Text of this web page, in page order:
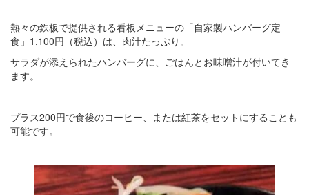
熱々の鉄板で提供される看板メニューの「自家製ハンバーグ定
食」1,100円（税込）は、肉汁たっぷり。
サラダが添えられたハンバーグに、ごはんとお味噌汁が付いてき
ます。
プラス200円で食後のコーヒー、または紅茶をセットにすることも
可能です。